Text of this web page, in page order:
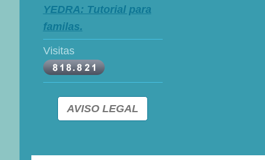
YEDRA: Tutorial para
familas.
Visitas
AVISO LEGAL